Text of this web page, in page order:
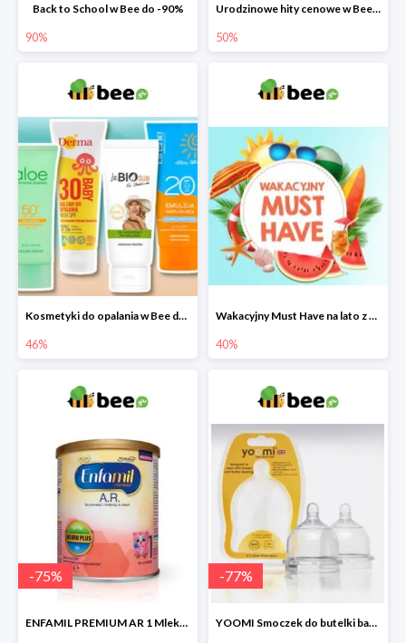
Back to School w Bee do -90%
90%
Urodzinowe hity cenowe w Bee do -50%
50%
Kosmetyki do opalania w Bee do -46%
46%
Wakacyjny Must Have na lato z maluszkiem w Bee do -40%
40%
-75%
ENFAMIL PREMIUM AR 1 Mleko początkowe dla niemowląt -75%
-77%
YOOMI Smoczek do butelki bardzo wolny przepływ 0 m+ 2 szt. -77%